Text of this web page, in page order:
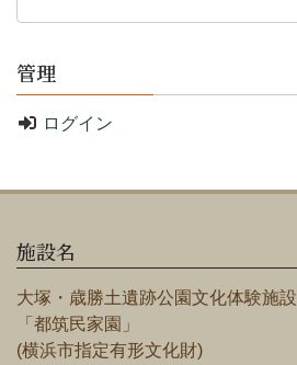
管理
ログイン
施設名
大塚・歳勝土遺跡公園文化体験施設
「都筑民家園」
(横浜市指定有形文化財)